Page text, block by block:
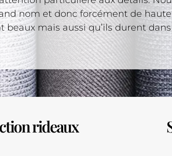
nom et donc forcément de
mais aussi qu’ils durent
rideaux